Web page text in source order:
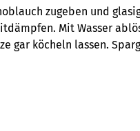
zugeben und
Mit Wasser
gar köcheln lassen.